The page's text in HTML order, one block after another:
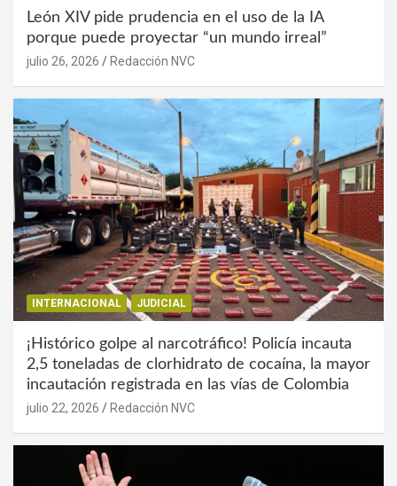
León XIV pide prudencia en el uso de la IA
porque puede proyectar “un mundo irreal”
julio 26, 2026 Redacción NVC
INTERNACIONAL JUDICIAL
¡Histórico golpe al narcotráfico! Policía incauta
2,5 toneladas de clorhidrato de cocaína, la mayor
incautación registrada en las vías de Colombia
julio 22, 2026 Redacción NVC